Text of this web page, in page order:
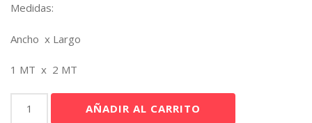
Medidas:
Ancho x Largo
1 MT x 2 MT
Metálica
AÑADIR AL CARRITO